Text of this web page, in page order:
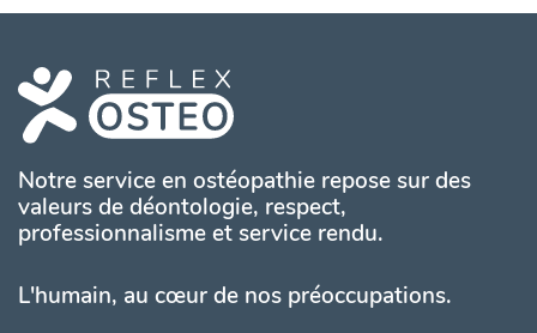
Notre service en ostéopathie repose sur des
valeurs de déontologie, respect,
professionnalisme et service rendu.
L'humain, au cœur de nos préoccupations.